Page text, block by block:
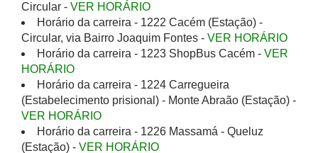
Circular - VER HORÁRIO
Horário da carreira - 1222 Cacém (Estação) -
Circular, via Bairro Joaquim Fontes - VER HORÁRIO
Horário da carreira - 1223 ShopBus Cacém - VER
HORÁRIO
Horário da carreira - 1224 Carregueira
(Estabelecimento prisional) - Monte Abraão (Estação) -
VER HORÁRIO
Horário da carreira - 1226 Massamá - Queluz
(Estação) - VER HORÁRIO